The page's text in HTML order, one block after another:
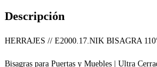
Descripción
HERRAJES // E2000.17.NIK BISAGRA
Bisagras para Puertas y Muebles | Ultra